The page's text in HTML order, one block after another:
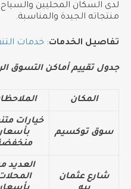
لدى السكان المحليين
منتجاته الجيدة والمناسبة.
تفاصيل الخدمات: خدمات
جدول تقييم أماكن التسوق
المكان
سوق توكسيم
خيارات
شارع عثمان
العديد